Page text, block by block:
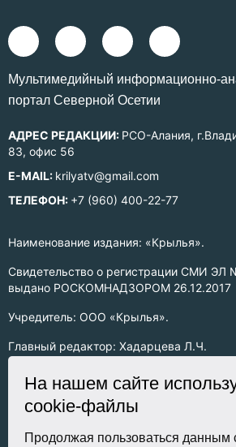
Наименование издания: «Крылья».
Свидетельство о регистрации СМИ
выдано РОСКОМНАДЗОРОМ 26.12.2017
Учредитель: ООО «Крылья».
Главный редактор: Хадарцева Л.Ч.
Информация на сайте предназначена
Все права на любые материалы,
защищены в соответствии с
об интеллектуальной собственности.
Mультимедийный информационно-
портал Северной Осетии
АДРЕС РЕДАКЦИИ: РСО-Алания,
83, офис 56
E-MAIL: krilyatv@gmail.com
ТЕЛЕФОН: +7 (960) 400-22-77
На нашем сайте
cookie-файлы
Продолжая пользоваться данным